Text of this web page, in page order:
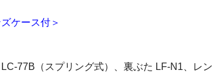
ケース付＞
77B（スプリング式）、裏ぶた LF-N1、レ